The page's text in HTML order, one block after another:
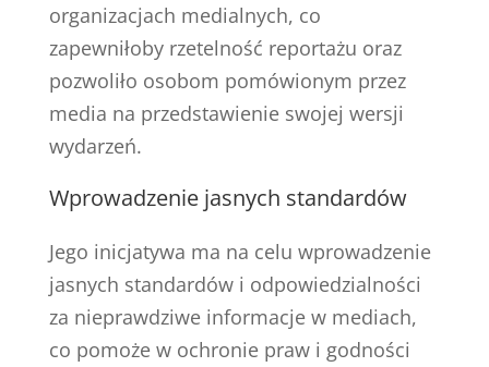
organizacjach medialnych, co
zapewniłoby rzetelność reportażu oraz
pozwoliło osobom pomówionym przez
media na przedstawienie swojej wersji
wydarzeń.
Wprowadzenie jasnych standardów
Jego inicjatywa ma na celu wprowadzenie
jasnych standardów i odpowiedzialności
za nieprawdziwe informacje w mediach,
co pomoże w ochronie praw i godności